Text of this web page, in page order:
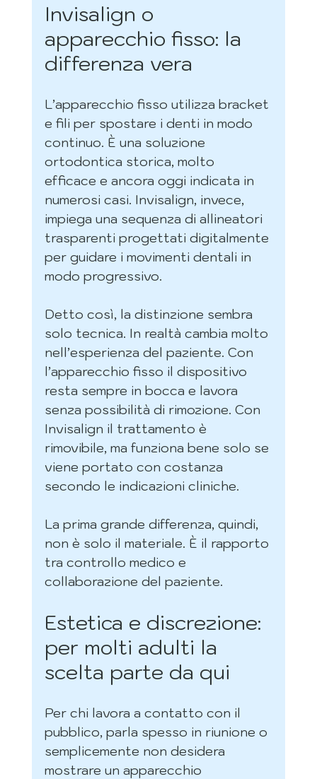
Invisalign o
apparecchio fisso: la
differenza vera
L’apparecchio fisso utilizza bracket
e fili per spostare i denti in modo
continuo. È una soluzione
ortodontica storica, molto
efficace e ancora oggi indicata in
numerosi casi. Invisalign, invece,
impiega una sequenza di allineatori
trasparenti progettati digitalmente
per guidare i movimenti dentali in
modo progressivo.
Detto così, la distinzione sembra
solo tecnica. In realtà cambia molto
nell’esperienza del paziente. Con
l’apparecchio fisso il dispositivo
resta sempre in bocca e lavora
senza possibilità di rimozione. Con
Invisalign il trattamento è
rimovibile, ma funziona bene solo se
viene portato con costanza
secondo le indicazioni cliniche.
La prima grande differenza, quindi,
non è solo il materiale. È il rapporto
tra controllo medico e
collaborazione del paziente.
Estetica e discrezione:
per molti adulti la
scelta parte da qui
Per chi lavora a contatto con il
pubblico, parla spesso in riunione o
semplicemente non desidera
mostrare un apparecchio